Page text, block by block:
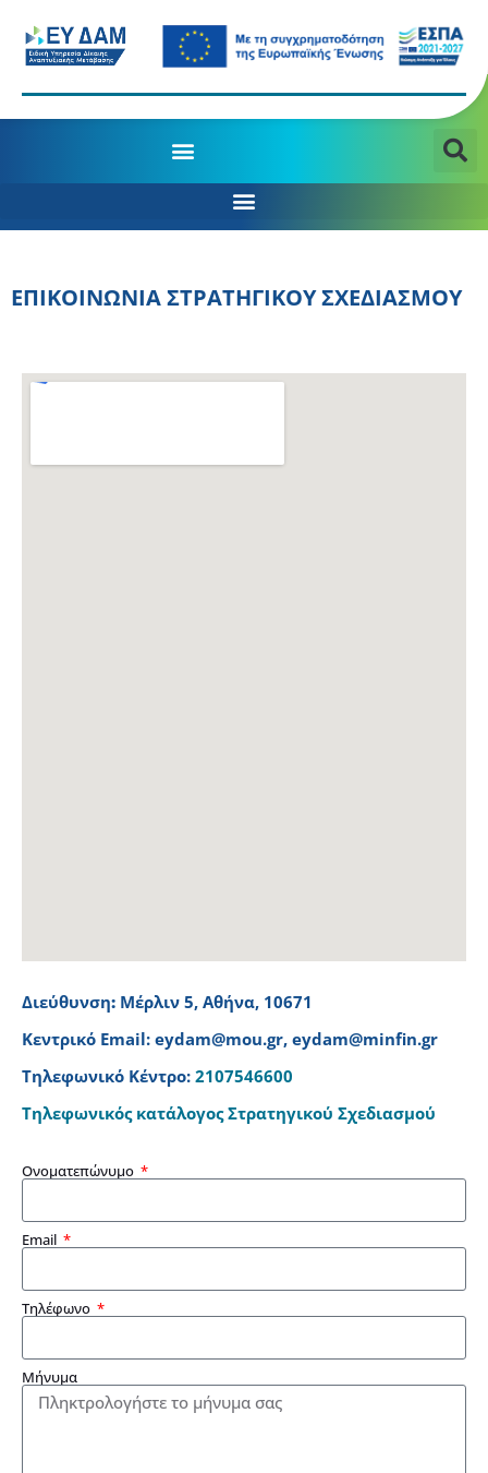
ΕΠΙΚΟΙΝΩΝΙΑ ΣΤΡΑΤΗΓΙΚΟΥ ΣΧΕΔΙΑΣΜΟΥ
Διεύθυνση: Μέρλιν 5, Αθήνα, 10671
Κεντρικό Email: eydam@mou.gr, eydam@minfin.gr
Τηλεφωνικό Κέντρο: 2107546600
Τηλεφωνικός κατάλογος Στρατηγικού Σχεδιασμού
Ονοματεπώνυμο
Email
Τηλέφωνο
Μήνυμα